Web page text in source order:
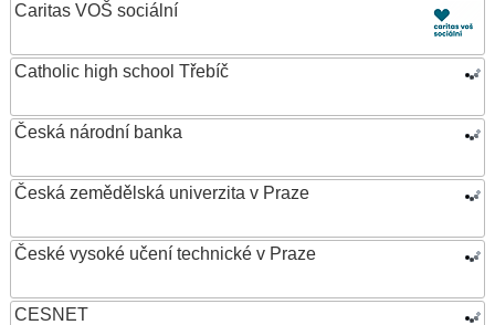
Caritas VOŠ sociální
Catholic high school Třebíč
Česká národní banka
Česká zemědělská univerzita v Praze
České vysoké učení technické v Praze
CESNET